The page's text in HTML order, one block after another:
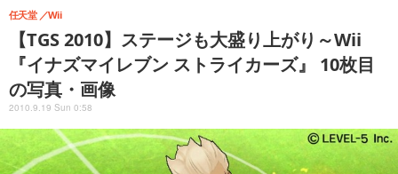
【TGS 2010】ステージも大盛り上がり～Wii
『イナズマイレブン ストライカーズ』 10枚目
の写真・画像
任天堂 Wii
2010.9.19 Sun 0:58